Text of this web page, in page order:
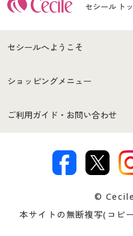
セシール ト
セシールへようこそ
はじめての方へ
セシールご利用規約
著作権・商標について
ショッピングメニュー
商品カテゴリ
プレゼント＆キャンペーン
ご利用ガイド・お問い合わせ
交換・返品は
ついて
©
本サイトの無断複写(コピ